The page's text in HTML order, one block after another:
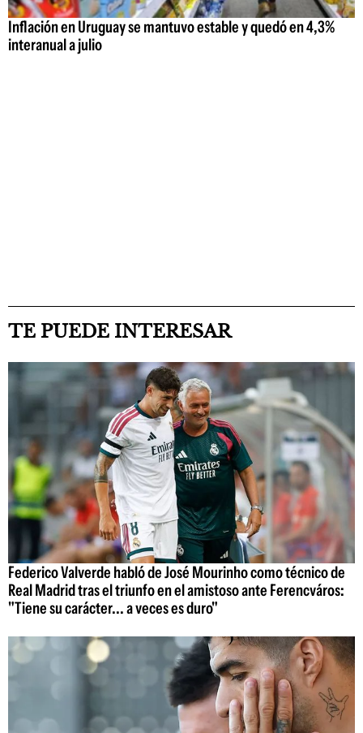
Inflación en Uruguay se mantuvo estable y quedó en 4,3%
interanual a julio
TE PUEDE INTERESAR
Federico Valverde habló de José Mourinho como técnico de
Real Madrid tras el triunfo en el amistoso ante Ferencváros:
"Tiene su carácter... a veces es duro"